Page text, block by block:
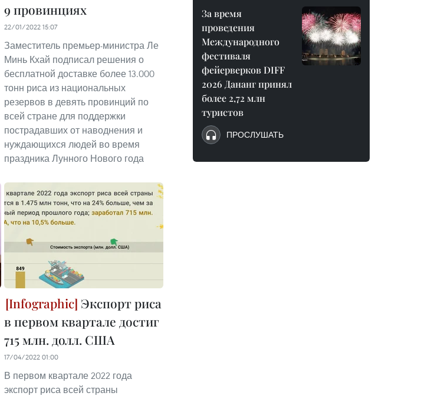
9 провинциях
22/01/2022 15:07
Заместитель премьер-министра Ле
Минь Кхай подписал решения о
бесплатной доставке более 13.000
тонн риса из национальных
резервов в девять провинций по
всей стране для поддержки
пострадавших от наводнения и
нуждающихся людей во время
праздника Лунного Нового года
Экспорт риса
в первом квартале достиг
715 млн. долл. США
17/04/2022 01:00
В первом квартале 2022 года
экспорт риса всей страны
За время
проведения
Международного
фестиваля
фейерверков DIFF
2026 Дананг принял
более 2,72 млн
туристов
ПРОСЛУШАТЬ